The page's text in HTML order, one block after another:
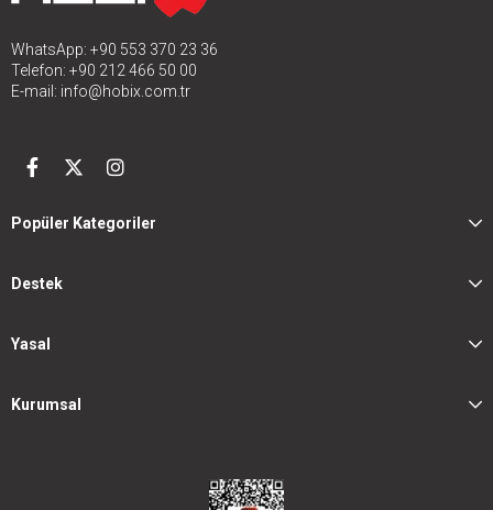
WhatsApp: +90 553 370 23 36
Telefon: +90 212 466 50 00
E-mail: info@hobix.com.tr
Popüler Kategoriler
Destek
Yasal
Kurumsal